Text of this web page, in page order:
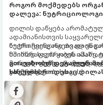
როგორ მოქმედებს
დალევა:
დილის დაწყება
ადამიანისთვის
ბევრი ჩვენგანი თვალის
მიისწრაფვის ყავის
მიიღოს. თუმცა, რამდენად
ჯანმრთელობისთვის?
ნუტრიციოლოგები და
ხშირად საუბრობენ იმაზე,
ცარიელ კუჭზე დალეული
სისტემაზე.
გთავაზობთ დეტალურ
სხეულს, როდესაც
როგორ გახადოთ ეს